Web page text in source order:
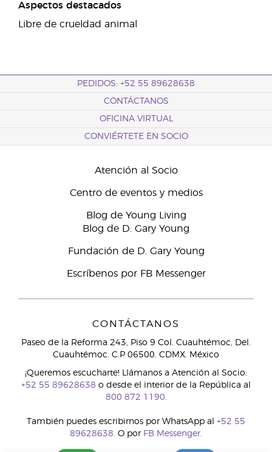
Aspectos destacados
Libre de crueldad animal
PEDIDOS: +52 55 89628638
CONTÁCTANOS
OFICINA VIRTUAL
CONVIÉRTETE EN SOCIO
Atención al Socio
Centro de eventos y medios
Blog de Young Living
Blog de D. Gary Young
Fundación de D. Gary Young
Escríbenos por FB Messenger
CONTÁCTANOS
Paseo de la Reforma 243, Piso 9 Col. Cuauhtémoc, Del.
Cuauhtémoc. C.P 06500. CDMX. México
¡Queremos escucharte! Llámanos a Atención al Socio:
+52 55 89628638 o desde el interior de la República al
800 872 1190.
También puedes escribirnos por WhatsApp al +52 55
89628638. O por FB Messenger.